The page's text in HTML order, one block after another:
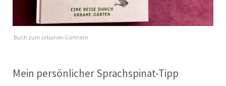
Buch zum urbanen Gärtnern
Mein persönlicher Sprachspinat-Tipp